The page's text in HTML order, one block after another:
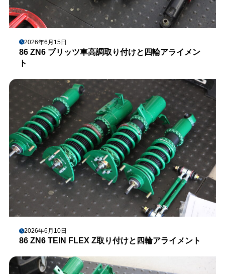
2026年6月15日
86 ZN6 ブリッツ車高調取り付けと四輪アライメン
ト
2026年6月10日
86 ZN6 TEIN FLEX Z取り付けと四輪アライメント